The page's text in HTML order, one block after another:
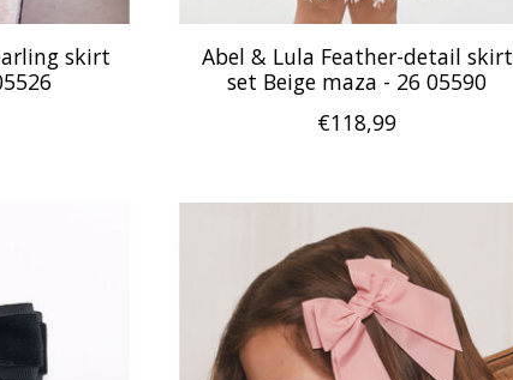
skirt
Abel & Lula Feather-detail skirt
set Beige maza - 26 05590
€118,99